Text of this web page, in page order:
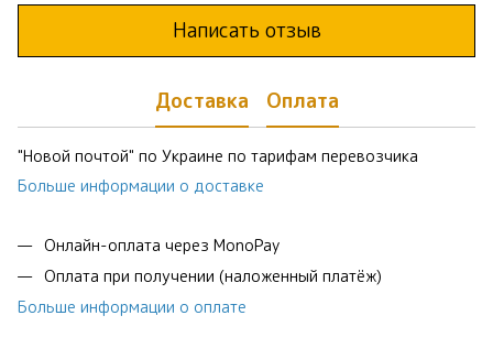
Написать отзыв
Доставка Оплата
"Новой почтой" по Украине по тарифам перевозчика
Больше информации о доставке
Онлайн-оплата через MonoPay
Оплата при получении (наложенный платёж)
Больше информации о оплате